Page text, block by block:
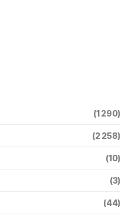
(1 290)
(2 258)
(10)
(3)
(44)